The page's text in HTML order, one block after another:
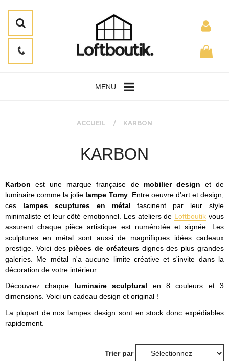
MENU
ACCUEIL KARBON
KARBON
Karbon est une marque française de mobilier design et de
luminaire comme la jolie lampe Tomy. Entre oeuvre d'art et design,
ces lampes scuptures en métal fascinent par leur style
minimaliste et leur côté emotionnel. Les ateliers de Loftboutik vous
assurent chaque pièce artistique est numérotée et signée. Les
sculptures en métal sont aussi de magnifiques idées cadeaux
prestige. Voici des pièces de créateursdignes des plus grandes
galeries. Me métal n'a aucune limite créative et s'invite dans la
décoration de votre intérieur.
Découvrez chaque luminaire sculptural en 8 couleurs et 3
dimensions. Voici un cadeau design et original !
La plupart de nos lampes design sont en stock donc expédiables
rapidement.
Trier par